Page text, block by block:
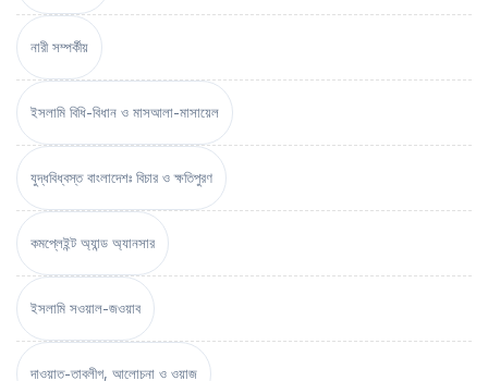
নারী সম্পর্কীয়
ইসলামি বিধি-বিধান ও মাসআলা-মাসায়েল
যুদ্ধবিধ্বস্ত বাংলাদেশঃ বিচার ও ক্ষতিপুরণ
কমপ্লেইন্ট অ্যান্ড অ্যানসার
ইসলামি সওয়াল-জওয়াব
দাওয়াত-তাবলীগ, আলোচনা ও ওয়াজ